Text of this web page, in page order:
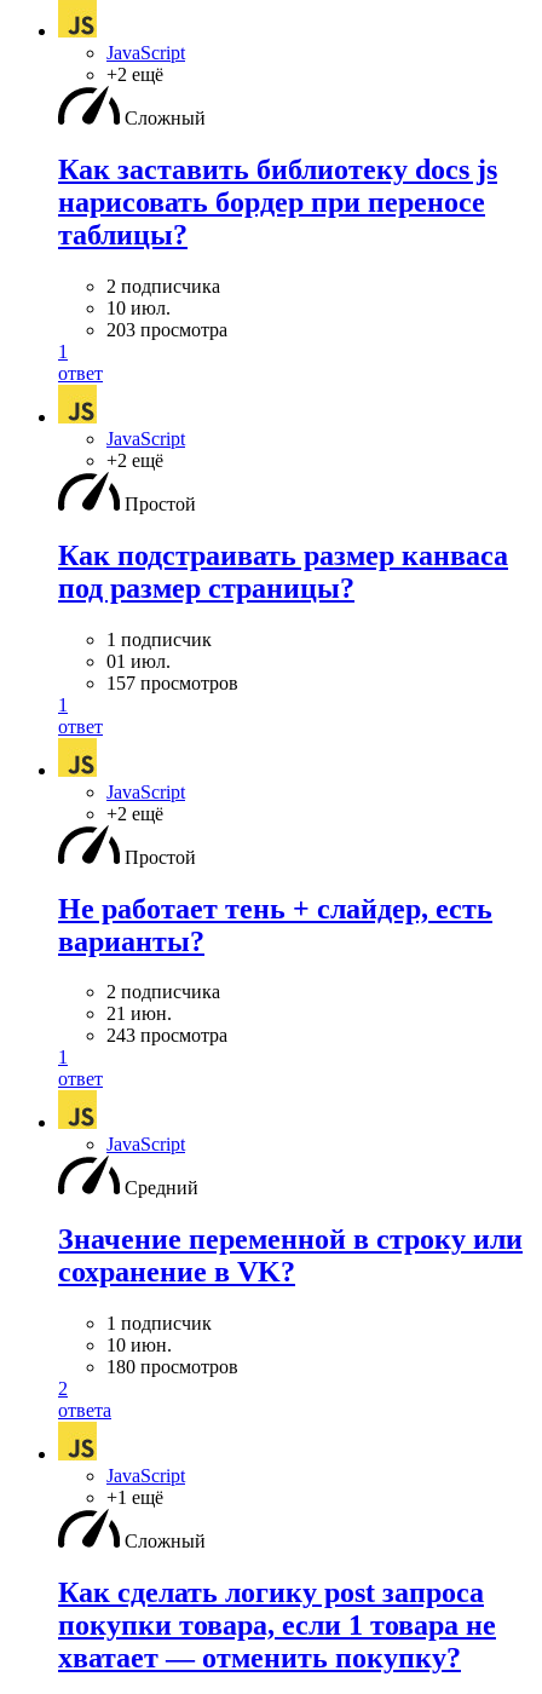
JavaScript
+2 ещё
Сложный
Как заставить библиотеку docs js
нарисовать бордер при переносе
таблицы?
2 подписчика
10 июл.
203 просмотра
1
ответ
JavaScript
+2 ещё
Простой
Как подстраивать размер канваса
под размер страницы?
1 подписчик
01 июл.
157 просмотров
1
ответ
JavaScript
+2 ещё
Простой
Не работает тень + слайдер, есть
варианты?
2 подписчика
21 июн.
243 просмотра
1
ответ
JavaScript
Средний
Значение переменной в строку или
сохранение в VK?
1 подписчик
10 июн.
180 просмотров
2
ответа
JavaScript
+1 ещё
Сложный
Как сделать логику post запроса
покупки товара, если 1 товара не
хватает — отменить покупку?